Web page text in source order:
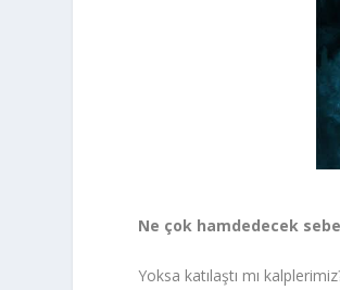
Ne çok hamdedecek
Yoksa katılaştı mı